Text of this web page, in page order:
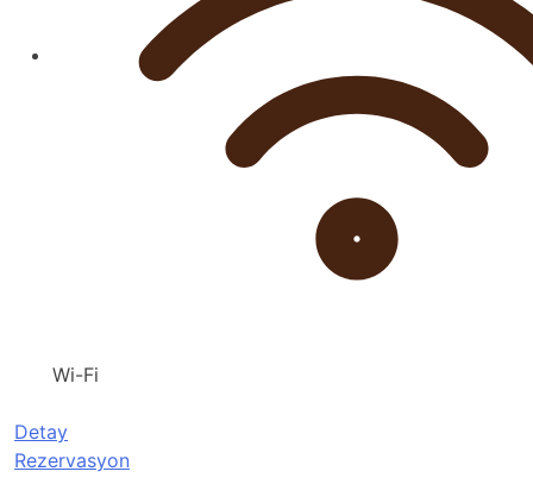
Wi-Fi
Detay
Rezervasyon